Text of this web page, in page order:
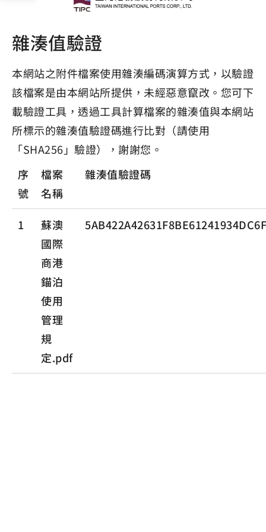
雜湊值驗證
本網站之附件檔案使用雜湊編碼演算方式，以驗證
該檔案是由本網站所提供，未經惡意竄改。您可下
載驗證工具，透過工具計算檔案的雜湊值與本網站
所標示的雜湊值驗證碼進行比對（請使用
「SHA256」驗證），謝謝您。
序
號
檔案
名稱
雜湊值驗證碼
1
蘇澳
國際
商港
錨泊
使用
管理
規
定.pdf